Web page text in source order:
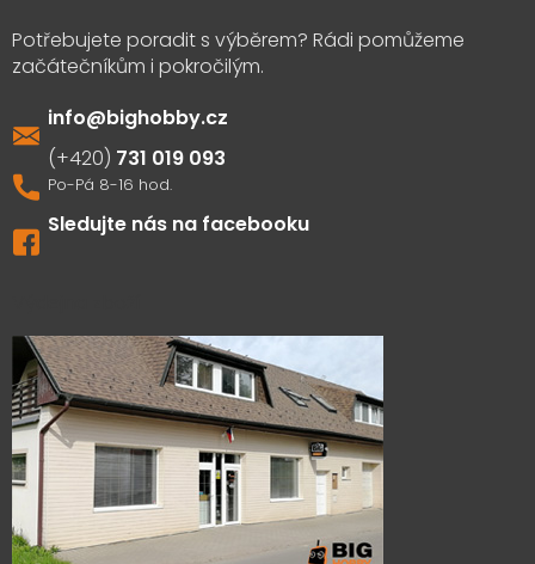
info@bighobby.cz
731 019 093
Sledujte nás na facebooku